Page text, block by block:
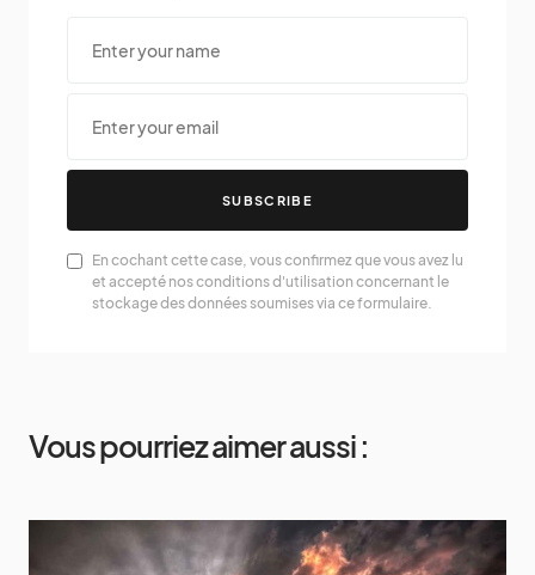
SUBSCRIBE
En cochant cette case, vous confirmez que vous avez lu
et accepté nos conditions d'utilisation concernant le
stockage des données soumises via ce formulaire.
Vous pourriez aimer aussi :